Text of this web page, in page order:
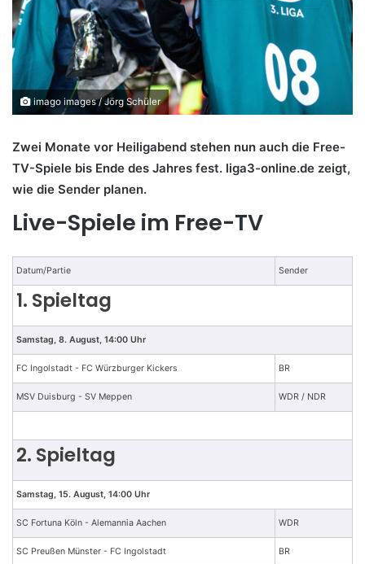
imago images / Jörg Schüler
Zwei Monate vor Heiligabend stehen nun auch die Free-
TV-Spiele bis Ende des Jahres fest. liga3-online.de zeigt,
wie die Sender planen.
Live-Spiele im Free-TV
Datum/Partie Sender
1. Spieltag
Samstag, 8. August, 14:00 Uhr
FC Ingolstadt - FC Würzburger Kickers BR
MSV Duisburg - SV Meppen WDR / NDR
2. Spieltag
Samstag, 15. August, 14:00 Uhr
SC Fortuna Köln - Alemannia Aachen WDR
SC Preußen Münster - FC Ingolstadt BR